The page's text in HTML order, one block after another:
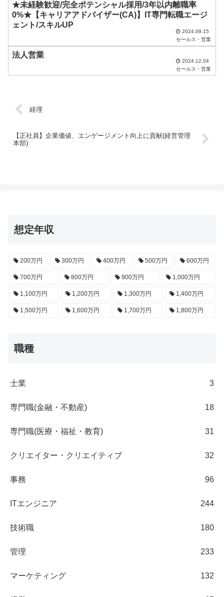
さ
い
★未経験歓迎/完全ポテンシャル採用/3年以内離職率
0%★【キャリアアドバイザー(CA)】IT専門転職エージ
ェント/スキルUP
2024.09.15
セールス・営業
法人営業
2024.12.04
セールス・営業
経理
【正社員】企業価値、エンゲージメント向上に貢献(経営管理
本部)
想定年収
200万円 300万円 400万円 500万円 600万円
700万円 800万円 900万円 1,000万円
1,100万円 1,200万円 1,300万円 1,400万円
1,500万円 1,600万円 1,700万円 1,800万円
職種
士業 3
専門職(金融・不動産) 18
専門職(医療・福祉・教育) 31
クリエイター・クリエイティブ 32
事務 96
ITエンジニア 244
技術職 180
管理 233
マーケティング 132